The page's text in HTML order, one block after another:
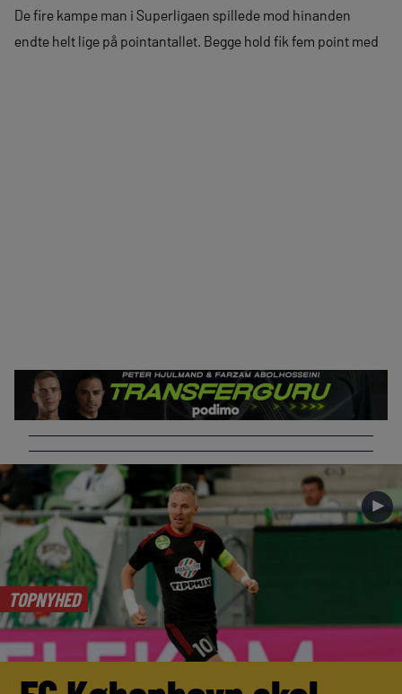
De fire kampe man i Superligaen spillede mod hinanden
endte helt lige på pointantallet. Begge hold fik fem point med
TOPNYHED
►